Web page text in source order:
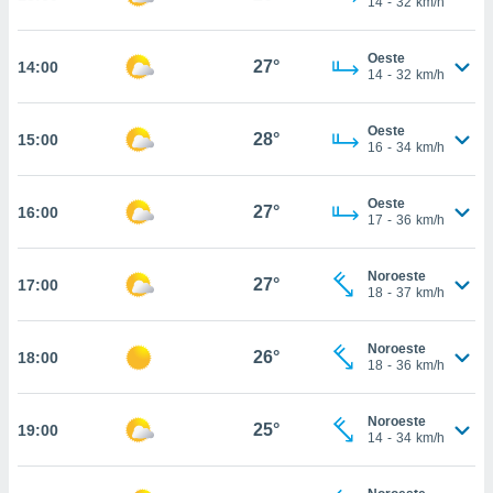
de que
sean
el sitio
para
ni para
aunque
no
abono
14:00 27°
Oeste
14 - 32 km/h
15:00 28°
Oeste
16 - 34 km/h
16:00 27°
Oeste
17 - 36 km/h
17:00 27°
Noroeste
18 - 37 km/h
18:00 26°
Noroeste
18 - 36 km/h
19:00 25°
Noroeste
14 - 34 km/h